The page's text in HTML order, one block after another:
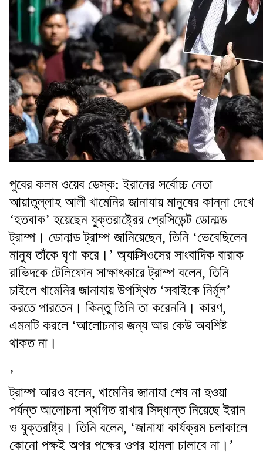
পুবের কলম ওয়েব ডেস্ক: ইরানের সর্বোচ্চ নেতা
আয়াতুল্লাহ আলী খামেনির জানাযায় মানুষের কান্না দেখে
‘হতবাক’ হয়েছেন যুক্তরাষ্ট্রের প্রেসিডেন্ট ডোনাল্ড
ট্রাম্প। ডোনাল্ড ট্রাম্প জানিয়েছেন, তিনি ‘ভেবেছিলেন
মানুষ তাঁকে ঘৃণা করে।’ অ্যাক্সিওসের সাংবাদিক বারাক
রাভিদকে টেলিফোন সাক্ষাৎকারে ট্রাম্প বলেন, তিনি
চাইলে খামেনির জানাযায় উপস্থিত ‘সবাইকে নির্মূল’
করতে পারতেন। কিন্তু তিনি তা করেননি। কারণ,
এমনটি করলে ‘আলোচনার জন্য আর কেউ অবশিষ্ট
থাকত না।
’
ট্রাম্প আরও বলেন, খামেনির জানাযা শেষ না হওয়া
পর্যন্ত আলোচনা স্থগিত রাখার সিদ্ধান্ত নিয়েছে ইরান
ও যুক্তরাষ্ট্র। তিনি বলেন, ‘জানাযা কার্যক্রম চলাকালে
কোনো পক্ষই অপর পক্ষের ওপর হামলা চালাবে না।’